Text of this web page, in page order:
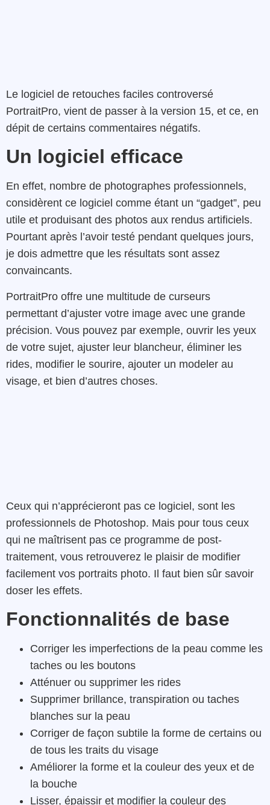
Le logiciel de retouches faciles controversé
PortraitPro, vient de passer à la version 15, et ce, en
dépit de certains commentaires négatifs.
Un logiciel efficace
En effet, nombre de photographes professionnels,
considèrent ce logiciel comme étant un “gadget”, peu
utile et produisant des photos aux rendus artificiels.
Pourtant après l’avoir testé pendant quelques jours,
je dois admettre que les résultats sont assez
convaincants.
PortraitPro offre une multitude de curseurs
permettant d’ajuster votre image avec une grande
précision. Vous pouvez par exemple, ouvrir les yeux
de votre sujet, ajuster leur blancheur, éliminer les
rides, modifier le sourire, ajouter un modeler au
visage, et bien d’autres choses.
Ceux qui n’apprécieront pas ce logiciel, sont les
professionnels de Photoshop. Mais pour tous ceux
qui ne maîtrisent pas ce programme de post-
traitement, vous retrouverez le plaisir de modifier
facilement vos portraits photo. Il faut bien sûr savoir
doser les effets.
Fonctionnalités de base
Corriger les imperfections de la peau comme les
taches ou les boutons
Atténuer ou supprimer les rides
Supprimer brillance, transpiration ou taches
blanches sur la peau
Corriger de façon subtile la forme de certains ou
de tous les traits du visage
Améliorer la forme et la couleur des yeux et de
la bouche
Lisser, épaissir et modifier la couleur des